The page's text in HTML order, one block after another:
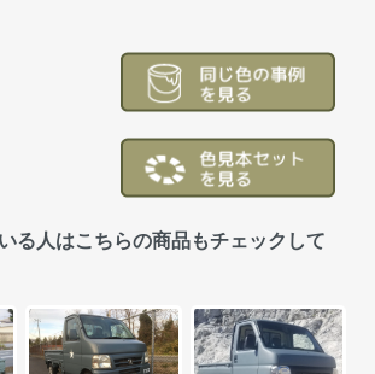
る人はこちらの商品もチェックして